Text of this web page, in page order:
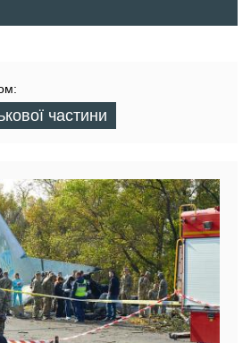
частини